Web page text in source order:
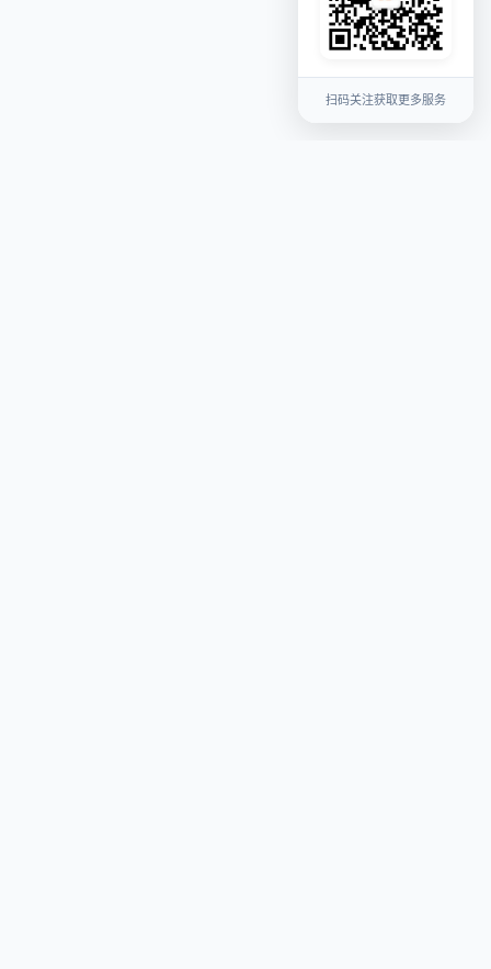
扫码关注获取更多服务